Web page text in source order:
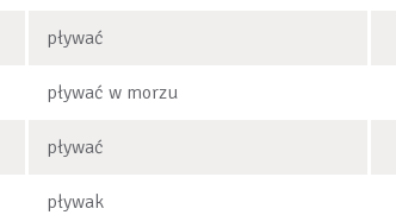
pływać
pływać w morzu
pływać
pływak